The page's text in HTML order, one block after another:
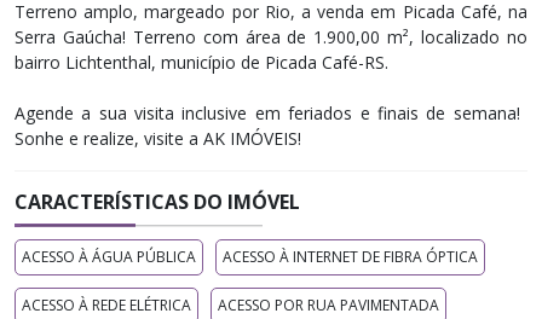
Terreno amplo, margeado por Rio, a venda em Picada Café, na
Serra Gaúcha! Terreno com área de 1.900,00 m², localizado no
bairro Lichtenthal, município de Picada Café-RS.
Agende a sua visita inclusive em feriados e finais de semana! ​
Sonhe e realize, visite a AK IMÓVEIS!
CARACTERÍSTICAS DO IMÓVEL
ACESSO À ÁGUA PÚBLICA ACESSO À INTERNET DE FIBRA ÓPTICA
ACESSO À REDE ELÉTRICA ACESSO POR RUA PAVIMENTADA